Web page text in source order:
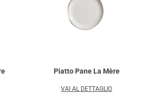
Piatto Pane La Mère
VAI AL DETTAGLIO